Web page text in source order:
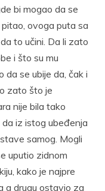
bi mogao da se
ovoga puta sa
to učini. Da li zato
i što su mu
da se ubije da, čak i
zato što je
nije bila tako
iz istog ubeđenja
samog. Mogli
uputio zidnom
kako je najpre
a drugu ostavio za